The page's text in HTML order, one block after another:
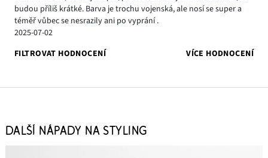
budou příliš krátké. Barva je trochu vojenská, ale nosí se super a
téměř vůbec se nesrazily ani po vyprání .
2025-07-02
FILTROVAT HODNOCENÍ
VÍCE HODNOCENÍ
DALŠÍ NÁPADY NA STYLING